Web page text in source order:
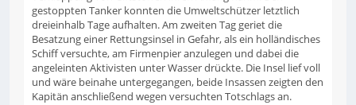
gestoppten Tanker konnten die Umweltschützer letztlich
dreieinhalb Tage aufhalten. Am zweiten Tag geriet die
Besatzung einer Rettungsinsel in Gefahr, als ein holländisches
Schiff versuchte, am Firmenpier anzulegen und dabei die
angeleinten Aktivisten unter Wasser drückte. Die Insel lief voll
und wäre beinahe untergegangen, beide Insassen zeigten den
Kapitän anschließend wegen versuchten Totschlags an.